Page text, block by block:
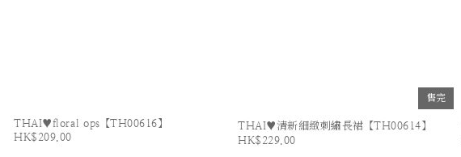
THAI♥floral ops【TH00616】
HK$209.00
售完
THAI♥清新細緻刺繡長裙【TH00614】
HK$229.00